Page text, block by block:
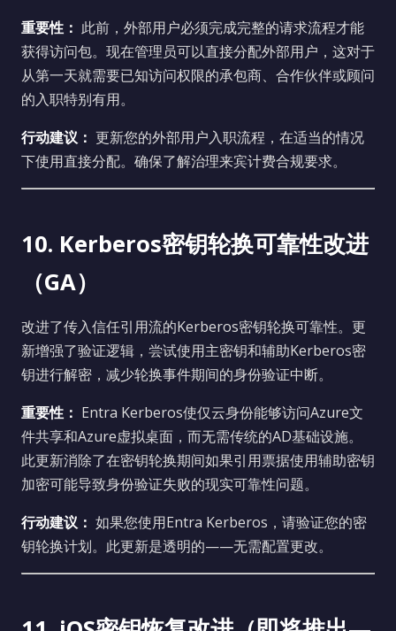
重要性： 此前，外部用户必须完成完整的请求流程才能
获得访问包。现在管理员可以直接分配外部用户，这对于
从第一天就需要已知访问权限的承包商、合作伙伴或顾问
的入职特别有用。
行动建议： 更新您的外部用户入职流程，在适当的情况
下使用直接分配。确保了解治理来宾计费合规要求。
10. Kerberos密钥轮换可靠性改进
（GA）
改进了传入信任引用流的Kerberos密钥轮换可靠性。更
新增强了验证逻辑，尝试使用主密钥和辅助Kerberos密
钥进行解密，减少轮换事件期间的身份验证中断。
重要性： Entra Kerberos使仅云身份能够访问Azure文
件共享和Azure虚拟桌面，而无需传统的AD基础设施。
此更新消除了在密钥轮换期间如果引用票据使用辅助密钥
加密可能导致身份验证失败的现实可靠性问题。
行动建议： 如果您使用Entra Kerberos，请验证您的密
钥轮换计划。此更新是透明的——无需配置更改。